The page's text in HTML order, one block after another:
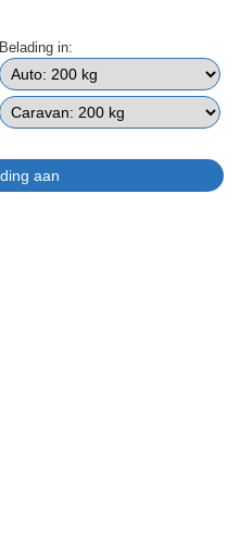
Belading in: